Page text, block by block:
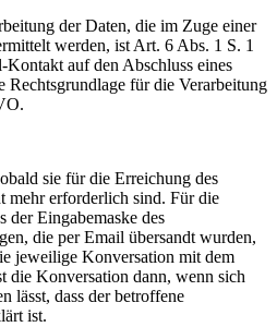
der Daten, die im Zuge einer
werden, ist Art. 6 Abs. 1 S. 1
auf den Abschluss eines
Rechtsgrundlage für die Verarbeitung
sie für die Erreichung des
mehr erforderlich sind. Für die
der Eingabemaske des
die per Email übersandt wurden,
jeweilige Konversation mit dem
die Konversation dann, wenn sich
lässt, dass der betroffene
ist.